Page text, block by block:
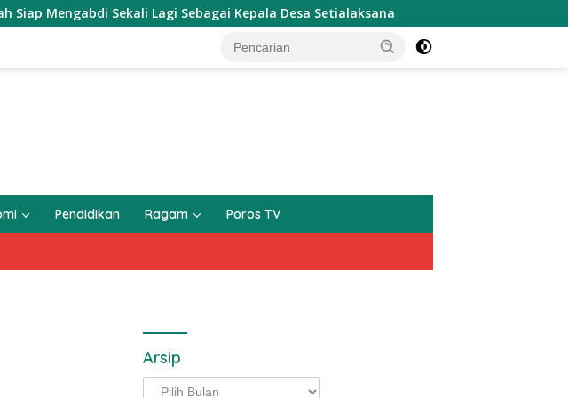
Mengabdi Sekali Lagi Sebagai Kepala Desa Setialaksana
Pendidikan Ragam Poros TV
Arsip
Arsip